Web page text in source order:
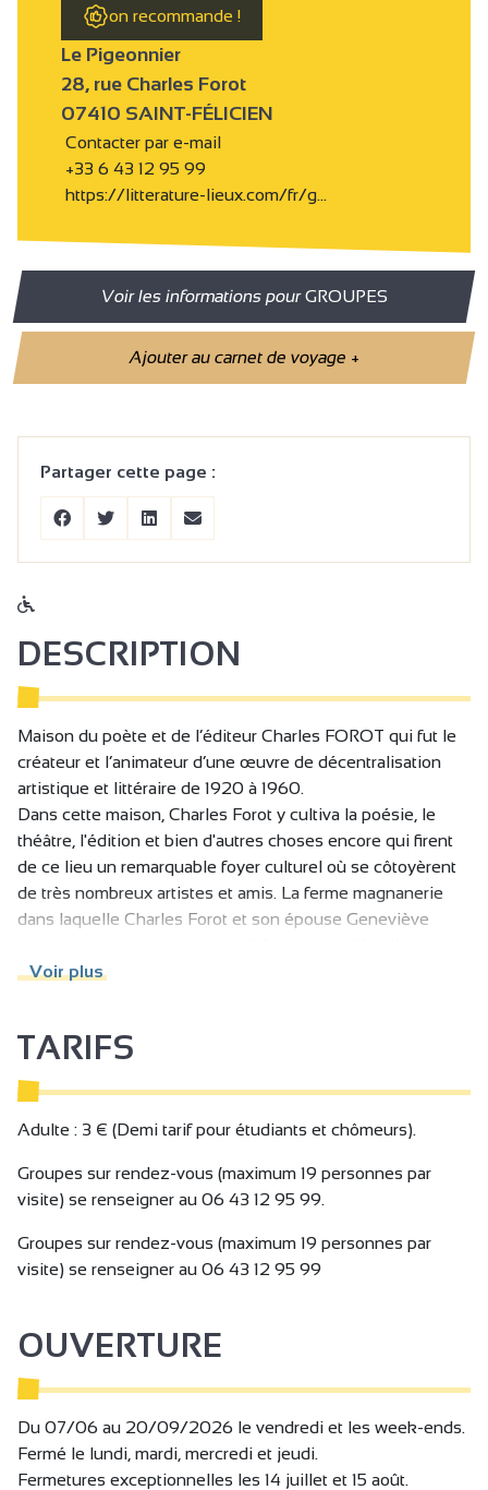
on recommande !
Le Pigeonnier
28, rue Charles Forot
07410 SAINT-FÉLICIEN
Contacter par e-mail
+33 6 43 12 95 99
https://litterature-lieux.com/fr/g…
Voir les informations pourGROUPES
Ajouter au carnet de voyage+
Partager cette page :
DESCRIPTION
Maison du poète et de l’éditeur Charles FOROT qui fut le
créateur et l’animateur d’une œuvre de décentralisation
artistique et littéraire de 1920 à 1960.
Dans cette maison, Charles Forot y cultiva la poésie, le
théâtre, l'édition et bien d'autres choses encore qui firent
de ce lieu un remarquable foyer culturel où se côtoyèrent
de très nombreux artistes et amis. La ferme magnanerie
dans laquelle Charles Forot et son épouse Geneviève
permet au public, au travers de leur lieu de vie, d'y
Des visites guidées sont proposées durant l’année, sur
rendez-vous. Elle est également ouverte lors des Journées
du Patrimoine, le 3ème week-end de septembre !
Voir plus
TARIFS
Adulte : 3 € (Demi tarif pour étudiants et chômeurs).
Groupes sur rendez-vous (maximum 19 personnes par
visite) se renseigner au 06 43 12 95 99.
Groupes sur rendez-vous (maximum 19 personnes par
visite) se renseigner au 06 43 12 95 99
OUVERTURE
Du 07/06 au 20/09/2026 le vendredi et les week-ends.
Fermé le lundi, mardi, mercredi et jeudi.
Fermetures exceptionnelles les 14 juillet et 15 août.